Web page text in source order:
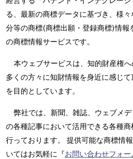
る、最新の商標データに基づき、様
分等の商標(商標出願・登録商標)情報
の商標情報サービスです。
本ウェブサービスは、知的財産権へ
多くの方々に知財情報を身近に感じ
を目的としています。
弊社では、新聞、雑誌、ウェブメ
の各種記事において活用できる各種
行っております。 提供可能な商標情
いてはお気軽に『お問い合わせフォー